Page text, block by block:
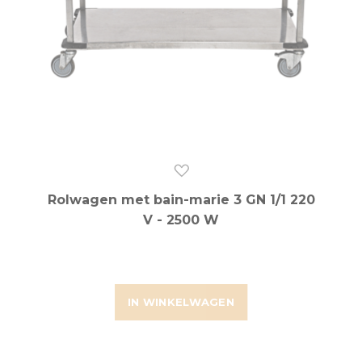
IN WINKELWAGEN
Rolwagen met bain-marie 3 GN 1/1 220
V - 2500 W